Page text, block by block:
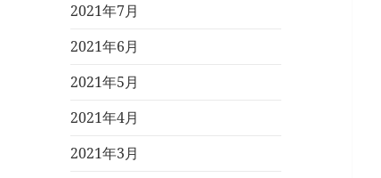
2021年7月
2021年6月
2021年5月
2021年4月
2021年3月